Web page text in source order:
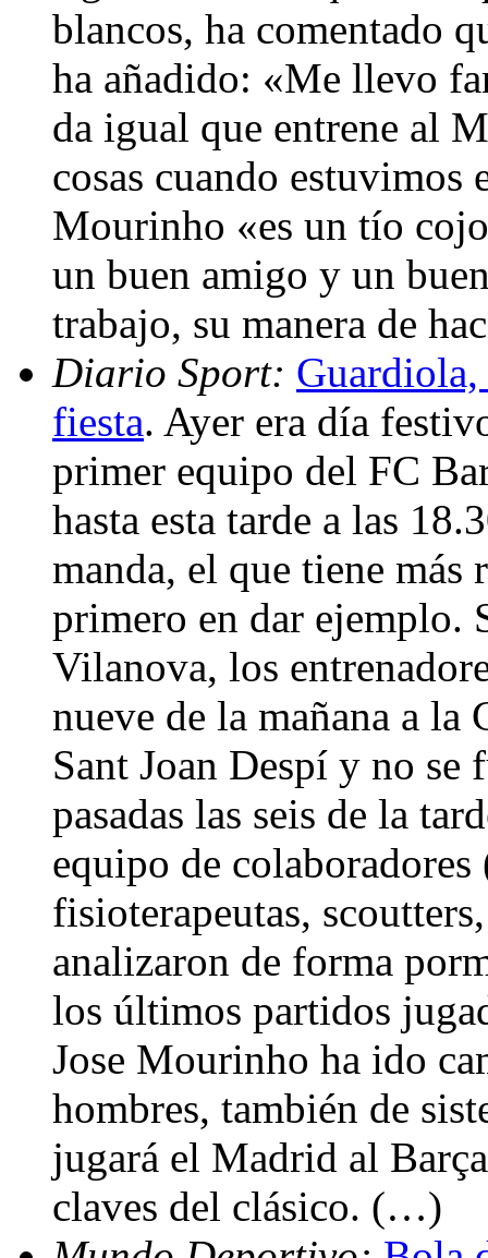
blancos, ha comentado
ha añadido: «Me llevo
da igual que entrene al
cosas cuando estuvimos
Mourinho «es un tío
un buen amigo y un
trabajo, su manera de
Diario Sport:
fiesta. Ayer era día
primer equipo del FC
hasta esta tarde a las
manda, el que tiene más
primero en dar ejemplo.
Vilanova, los
nueve de la mañana a la
Sant Joan Despí y no se
pasadas las seis de la
equipo de
fisioterapeutas,
analizaron de forma
los últimos partidos
Jose Mourinho ha ido
hombres, también de
jugará el Madrid al
claves del clásico. (…)